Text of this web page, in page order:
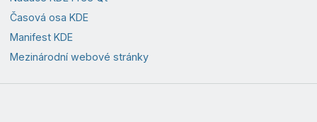
Časová osa KDE
Manifest KDE
Mezinárodní webové stránky